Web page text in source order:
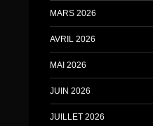
MARS 2026
AVRIL 2026
MAI 2026
JUIN 2026
JUILLET 2026